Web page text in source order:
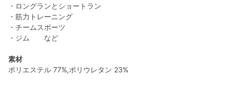
・ロングランとショートラン
・筋力トレーニング
・チームスポーツ
・ジム など
素材
ポリエステル 77%,ポリウレタン 23%